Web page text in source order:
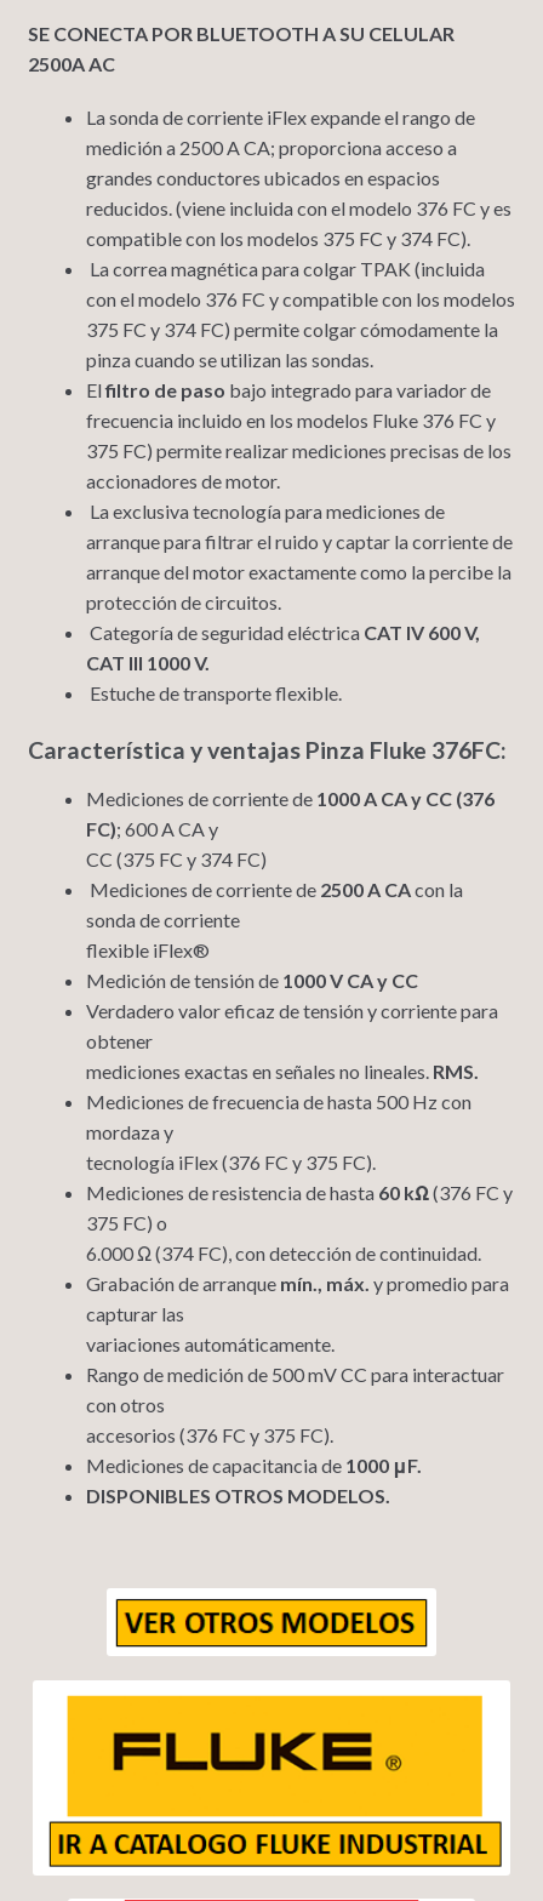
SE CONECTA POR BLUETOOTH A SU CELULAR
2500A AC
La sonda de corriente iFlex expande el rango de
medición a 2500 A CA; proporciona acceso a
grandes conductores ubicados en espacios
reducidos. (viene incluida con el modelo 376 FC y es
compatible con los modelos 375 FC y 374 FC).
La correa magnética para colgar TPAK (incluida
con el modelo 376 FC y compatible con los modelos
375 FC y 374 FC) permite colgar cómodamente la
pinza cuando se utilizan las sondas.
Elfiltro de paso bajo integrado para variador de
frecuencia incluido en los modelos Fluke 376 FC y
375 FC) permite realizar mediciones precisas de los
accionadores de motor.
La exclusiva tecnología para mediciones de
arranque para filtrar el ruido y captar la corriente de
arranque del motor exactamente como la percibe la
protección de circuitos.
Categoría de seguridad eléctrica CAT IV 600 V,
CAT III 1000 V.
Estuche de transporte flexible.
Característica y ventajas Pinza Fluke 376FC:
Mediciones de corriente de 1000 A CA y CC (376
FC); 600 A CA y
CC (375 FC y 374 FC)
Mediciones de corriente de 2500 A CAcon la
sonda de corriente
flexible iFlex®
Medición de tensión de 1000 V CA y CC
Verdadero valor eficaz de tensión y corriente para
obtener
mediciones exactas en señales no lineales. RMS.
Mediciones de frecuencia de hasta 500 Hz con
mordaza y
tecnología iFlex (376 FC y 375 FC).
Mediciones de resistencia de hasta 60 kΩ(376 FC y
375 FC) o
6.000 Ω (374 FC), con detección de continuidad.
Grabación de arranque mín., máx. y promedio para
capturar las
variaciones automáticamente.
Rango de medición de 500 mV CC para interactuar
con otros
accesorios (376 FC y 375 FC).
Mediciones de capacitancia de 1000 μF.
DISPONIBLES OTROS MODELOS.